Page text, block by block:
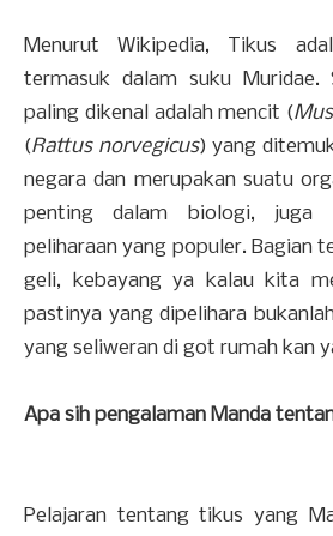
Menurut Wikipedia, Tikus
termasuk dalam suku Muridae.
paling dikenal adalah mencit (
(Rattus norvegicus) yang
negara dan merupakan suatu
penting dalam biologi, juga
peliharaan yang populer. Bagian
geli, kebayang ya kalau kita
pastinya yang dipelihara
yang seliweran di got rumah kan
Apa sih pengalaman Manda
Pelajaran tentang tikus yang